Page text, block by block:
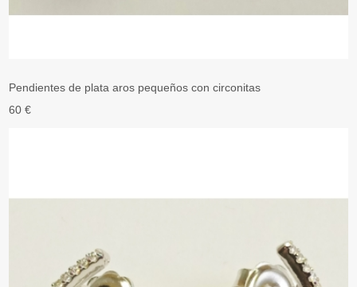
Pendientes de plata aros pequeños con circonitas
60 €